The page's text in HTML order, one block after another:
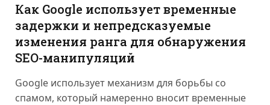
Как Google использует временные
задержки и непредсказуемые
изменения ранга для обнаружения
SEO-манипуляций
Google использует механизм для борьбы со
спамом, который намеренно вносит временные